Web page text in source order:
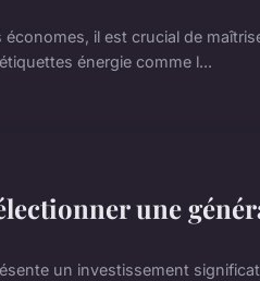
il est crucial de
énergie comme l...
une
un investissement